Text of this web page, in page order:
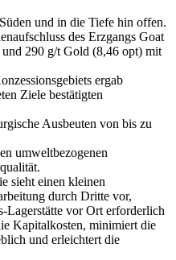
und in die Tiefe hin offen.
des Erzgangs Goat
290 g/t Gold (8,46 opt) mit
ergab
Ziele bestätigten
Ausbeuten von bis zu
umweltbezogenen
sieht einen kleinen
durch Dritte vor,
vor Ort erforderlich
Kapitalkosten, minimiert die
und erleichtert die